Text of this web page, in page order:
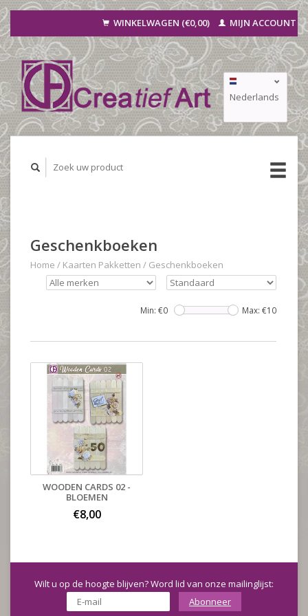
WINKELWAGEN (€0,00) MIJN ACCOUNT
Nederlands
Deutsch
Geschenkboeken
Home / Kaarten Pakketten / Geschenkboeken
Min: €0 Max: €10
WOODEN CARDS 02 -
BLOEMEN
€8,00
Wilt u op de hoogte blijven? Word lid van onze mailinglijst:
Abonneer